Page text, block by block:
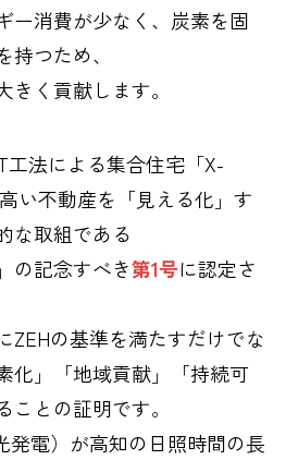
ー消費が少なく、炭素を固
つため、
く貢献します。
工法による集合住宅「X-
い不動産を「見える化」す
な取組である
」の記念すべき第1号に認定さ
ZEHの基準を満たすだけでな
化」「地域貢献」「持続可
との証明です。
発電）が高知の日照時間の長